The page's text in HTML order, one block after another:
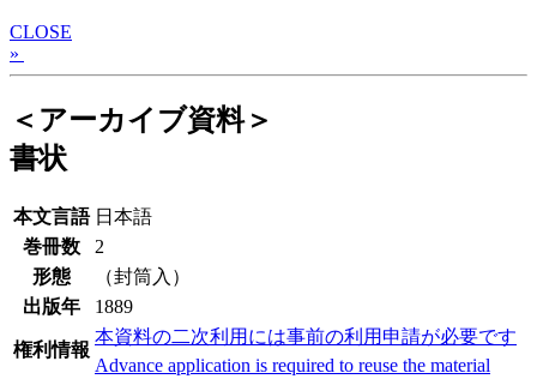
CLOSE
»
＜アーカイブ資料＞
書状
本文言語 日本語
巻冊数
2
形態
（封筒入）
出版年
1889
権利情報
本資料の二次利用には事前の利用申請が必要です
Advance application is required to reuse the material